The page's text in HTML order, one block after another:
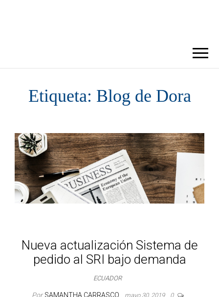
Etiqueta: Blog de Dora
Nueva actualización Sistema de
pedido al SRI bajo demanda
ECUADOR
Por SAMANTHA CARRASCO mayo 30, 2019 0